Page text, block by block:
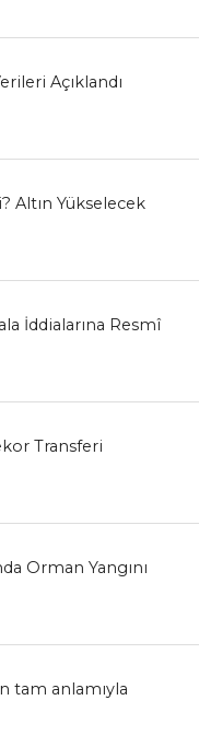
Açıklandı
Altın Yükselecek
İddialarına Resmî
Transferi
Orman Yangını
tam anlamıyla